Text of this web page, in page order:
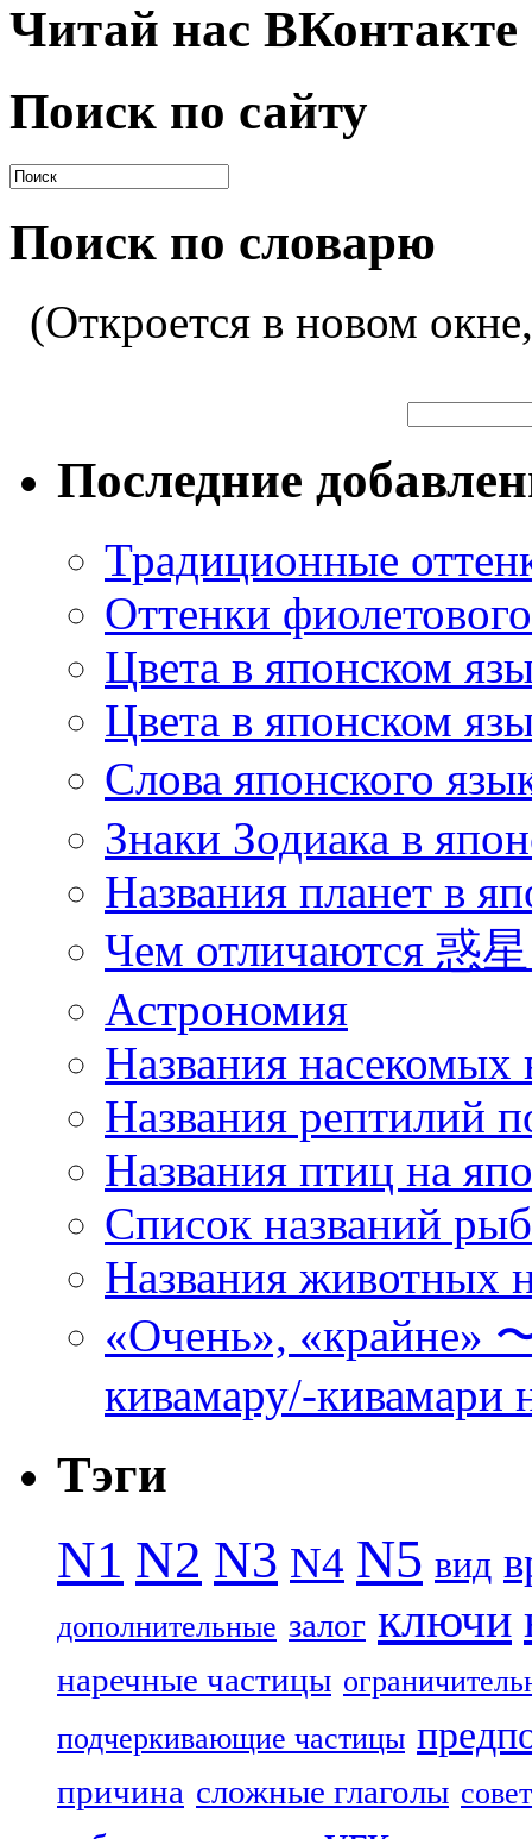
Читай нас ВКонтакте
Поиск по сайту
Поиск по словарю
(Откроется в новом
Последние
Традиционные
Оттенки
Цвета в японском
Цвета в японском
Слова японского
Знаки Зодиака в
Названия планет в
Чем отличаются 惑
Астрономия
Названия насекомых
Названия рептилий
Названия птиц на
Список названий
Названия животных
«Очень», «крайне»
кивамару/-кивамари
Тэги
N1 N2 N3 N4 N5 вид
дополнительные залог ключи
наречные частицы
подчеркивающие частицы
причина сложные глаголы совет